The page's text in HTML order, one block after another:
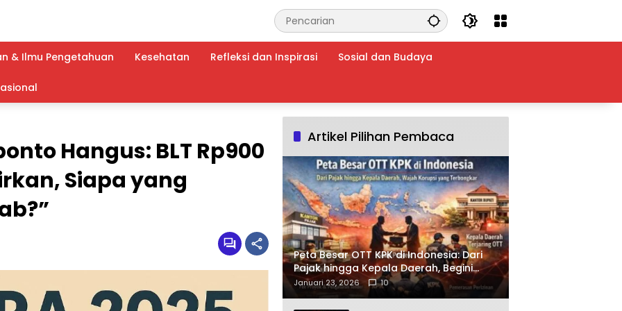
& Ilmu Pengetahuan Kesehatan Refleksi dan Inspirasi Sosial dan Budaya
Hangus: BLT Rp900
Siapa yang
Artikel Pilihan Pembaca
Peta Besar OTT KPK di Indonesia: Dari
Pajak hingga Kepala Daerah, Begini
Wajah Korupsi yang Terbongkar
Januari 23, 2026 10